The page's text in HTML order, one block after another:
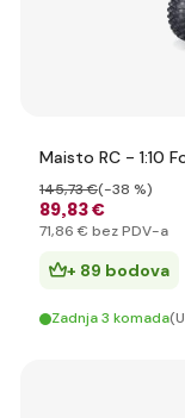
Maisto RC - 1:10
89,83 €
145,73 €(-38 %)
71,86 € bez PDV-a
+ 89 bodova
Zadnja 3 komada